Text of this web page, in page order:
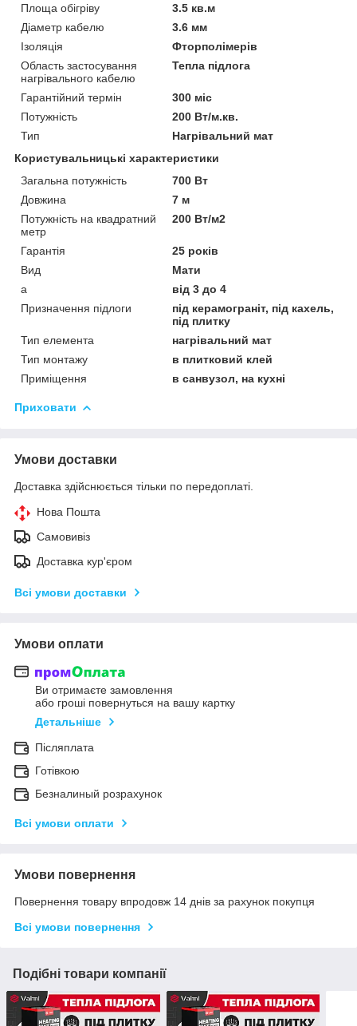
Площа обігріву
3.5 кв.м
Діаметр кабелю
3.6 мм
Ізоляція
Фторполімерів
Область застосування
нагрівального кабелю
Тепла підлога
Гарантійний термін
300 міс
Потужність
200 Вт/м.кв.
Тип
Нагрівальний мат
Користувальницькі характеристики
Загальна потужність
700 Вт
Довжина
7 м
Потужність на квадратний
метр
200 Вт/м2
Гарантія
25 років
Вид
Мати
а
від 3 до 4
Призначення підлоги
під керамограніт, під кахель,
під плитку
Тип елемента
нагрівальний мат
Тип монтажу
в плитковий клей
Приміщення
в санвузол, на кухні
Приховати
Умови доставки
Доставка здійснюється тільки по передоплаті.
Нова Пошта
Самовивіз
Доставка кур'єром
Всі умови доставки
Умови оплати
Ви отримаєте замовлення
або гроші повернуться на вашу картку
Детальніше
Післяплата
Готівкою
Безналиный розрахунок
Всі умови оплати
Умови повернення
Повернення товару впродовж 14 днів за рахунок покупця
Всі умови повернення
Подібні товари компанії